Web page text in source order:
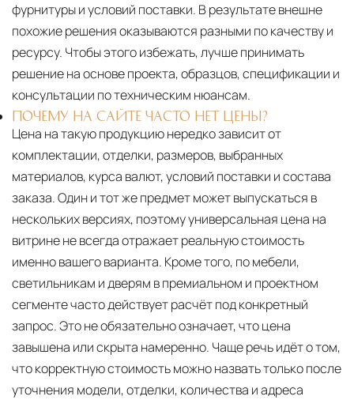
фурнитуры и условий поставки. В результате внешне
похожие решения оказываются разными по качеству и
ресурсу. Чтобы этого избежать, лучше принимать
решение на основе проекта, образцов, спецификации и
консультации по техническим нюансам.
ПОЧЕМУ НА САЙТЕ ЧАСТО НЕТ ЦЕНЫ?
Цена на такую продукцию нередко зависит от
комплектации, отделки, размеров, выбранных
материалов, курса валют, условий поставки и состава
заказа. Один и тот же предмет может выпускаться в
нескольких версиях, поэтому универсальная цена на
витрине не всегда отражает реальную стоимость
именно вашего варианта. Кроме того, по мебели,
светильникам и дверям в премиальном и проектном
сегменте часто действует расчёт под конкретный
запрос. Это не обязательно означает, что цена
завышена или скрыта намеренно. Чаще речь идёт о том,
что корректную стоимость можно назвать только после
уточнения модели, отделки, количества и адреса